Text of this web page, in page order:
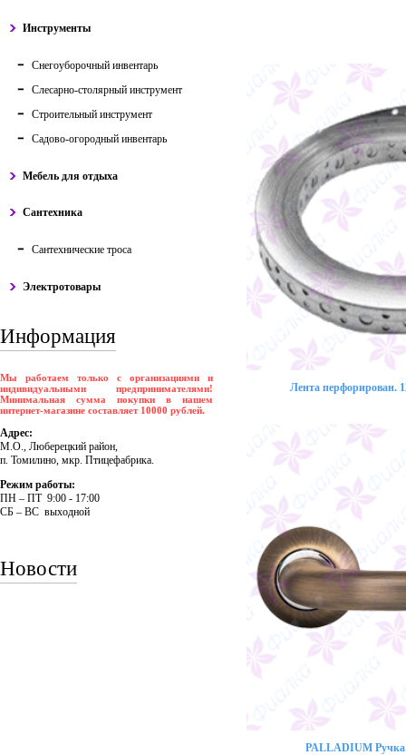
Инструменты
Снегоуборочный инвентарь
Слесарно-столярный инструмент
Строительный инструмент
Садово-огородный инвентарь
Мебель для отдыха
Сантехника
Сантехнические троса
Электротовары
Информация
Мы работаем только с организациями и
индивидуальными предпринимателями!
Минимальная сумма покупки в нашем
интернет-магазине составляет 10000 рублей.
Адрес:
М.О., Люберецкий район,
п. Томилино, мкр. Птицефабрика.
Режим работы:
ПH – ПT 9:00 - 17:00
CБ – BC выходной
Новости
Лента перфорирован.
PALLADIUM Ручка